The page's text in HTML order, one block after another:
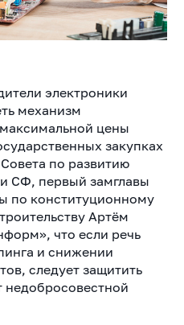
электроники
механизм
цены
закупках
по развитию
СФ, первый замглавы
по конституционному
Артём
что если речь
и снижении
следует защитить
недобросовестной